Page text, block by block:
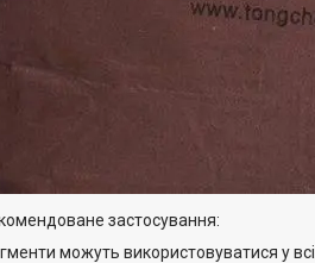
застосування:
можуть використовуватися у